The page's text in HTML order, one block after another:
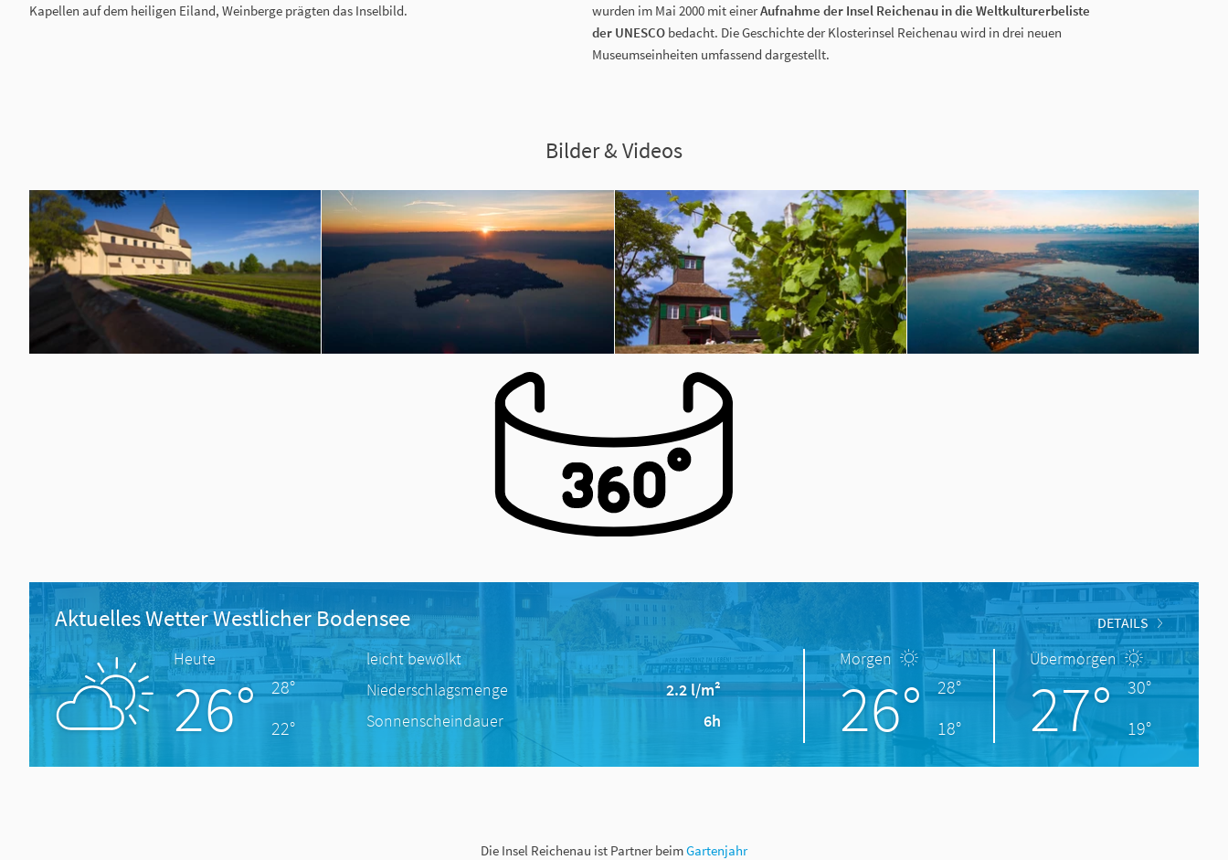
Kapellen auf dem heiligen Eiland, Weinberge prägten das Inselbild.
wurden im Mai 2000 mit einerAufnahme der Insel Reichenau in die Weltkulturerbeliste
der UNESCO bedacht. Die Geschichte der Klosterinsel Reichenau wird in drei neuen
Museumseinheiten umfassend dargestellt.
Bilder & Videos
Aktuelles Wetter Westlicher Bodensee DETAILS
Heute
26°
28°
22°
leicht bewölkt
Niederschlagsmenge
2.2 l/m²
Sonnenscheindauer
6h
Morgen
26°
28°
18°
Übermorgen
27°
30°
19°
Die Insel Reichenau ist Partner beimGartenjahr